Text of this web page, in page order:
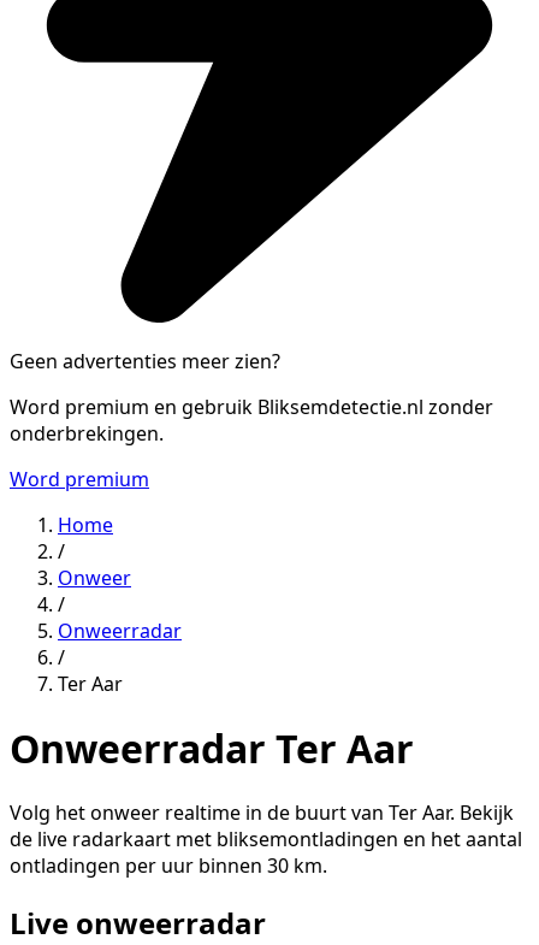
Geen advertenties meer zien?
Word premium en gebruik Bliksemdetectie.nl zonder
onderbrekingen.
Word premium
Home
/
Onweer
/
Onweerradar
/
Ter Aar
Onweerradar Ter Aar
Volg het onweer realtime in de buurt van Ter Aar. Bekijk
de live radarkaart met bliksemontladingen en het aantal
ontladingen per uur binnen 30 km.
Live onweerradar